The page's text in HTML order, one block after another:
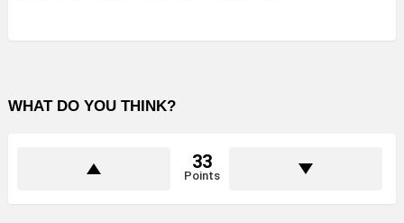
WHAT DO YOU THINK?
33
Points